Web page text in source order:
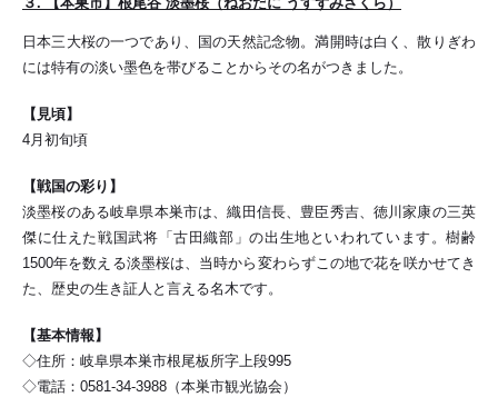
日本三大桜の一つであり、国の天然記念物。満開時は白く、散りぎわ
には特有の淡い墨色を帯びることからその名がつきました。
【見頃】
4月初旬頃
【戦国の彩り】
淡墨桜のある岐阜県本巣市は、織田信長、豊臣秀吉、徳川家康の三英
傑に仕えた戦国武将「古田織部」の出生地といわれています。樹齢
1500年を数える淡墨桜は、当時から変わらずこの地で花を咲かせてき
た、歴史の生き証人と言える名木です。
【基本情報】
◇住所：岐阜県本巣市根尾板所字上段995
◇電話：0581-34-3988（本巣市観光協会）